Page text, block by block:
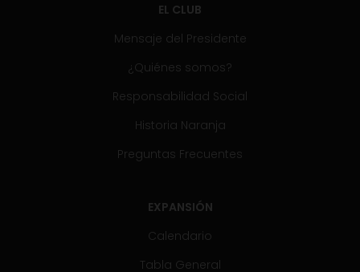
EL CLUB
Mensaje del Presidente
¿Quiénes somos?
Responsabilidad Social
Historia Naranja
Preguntas Frecuentes
EXPANSIÓN
Calendario
Tabla General